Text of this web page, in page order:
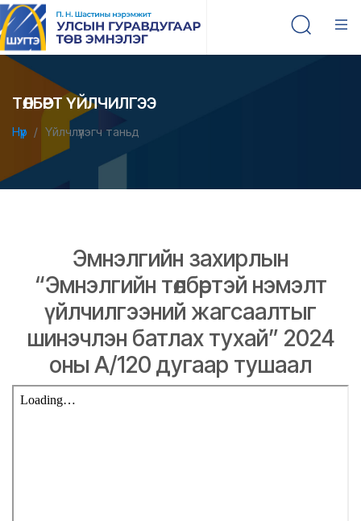
ТӨЛБӨРТ ҮЙЛЧИЛГЭЭ
Нүүр Үйлчлүүлэгч таньд
Эмнэлгийн захирлын
“Эмнэлгийн төлбөртэй нэмэлт
үйлчилгээний жагсаалтыг
шинэчлэн батлах тухай” 2024
оны А/120 дугаар тушаал